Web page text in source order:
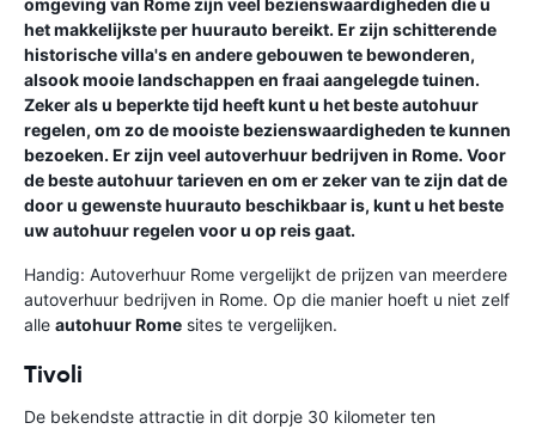
het makkelijkste per huurauto bereikt. Er zijn schitterende
historische villa's en andere gebouwen te bewonderen,
alsook mooie landschappen en fraai aangelegde tuinen.
Zeker als u beperkte tijd heeft kunt u het beste autohuur
regelen, om zo de mooiste bezienswaardigheden te kunnen
bezoeken. Er zijn veel autoverhuur bedrijven in Rome. Voor
de beste autohuur tarieven en om er zeker van te zijn dat de
door u gewenste huurauto beschikbaar is, kunt u het beste
uw autohuur regelen voor u op reis gaat.
Handig: Autoverhuur Rome vergelijkt de prijzen van meerdere
autoverhuur bedrijven in Rome. Op die manier hoeft u niet zelf
alle autohuur Rome sites te vergelijken.
Tivoli
De bekendste attractie in dit dorpje 30 kilometer ten